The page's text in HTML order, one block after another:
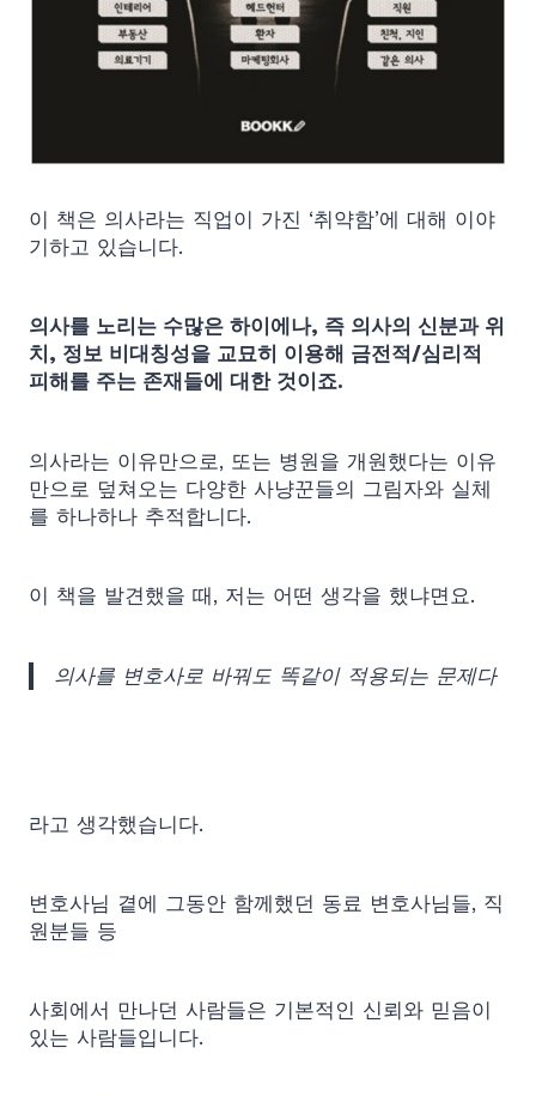
이 책은 의사라는 직업이 가진 ‘취약함’에 대해 이야
기하고 있습니다.
의사를 노리는 수많은 하이에나, 즉 의사의 신분과 위
치, 정보 비대칭성을 교묘히 이용해 금전적/심리적
피해를 주는 존재들에 대한 것이죠.
의사라는 이유만으로, 또는 병원을 개원했다는 이유
만으로 덮쳐오는 다양한 사냥꾼들의 그림자와 실체
를 하나하나 추적합니다.
이 책을 발견했을 때, 저는 어떤 생각을 했냐면요.
의사를 변호사로 바꿔도 똑같이 적용되는 문제다
라고 생각했습니다.
변호사님 곁에 그동안 함께했던 동료 변호사님들, 직
원분들 등
사회에서 만나던 사람들은 기본적인 신뢰와 믿음이
있는 사람들입니다.